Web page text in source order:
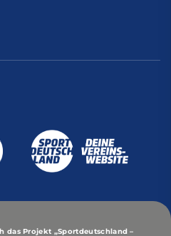
das Projekt „Sportdeutschland –